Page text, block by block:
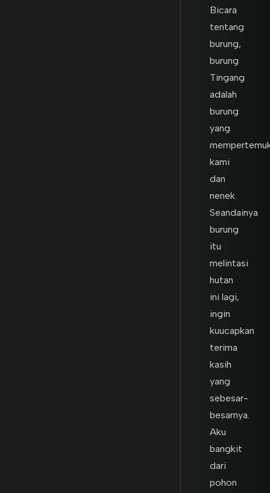
Bicara
tentang
burung,
burung
Tingang
adalah
burung
yang
kami
dan
nenek.
Seandainya
burung
itu
melintasi
hutan
ini lagi,
ingin
kuucapkan
terima
kasih
yang
sebesar-
besarnya.
Aku
bangkit
dari
pohon